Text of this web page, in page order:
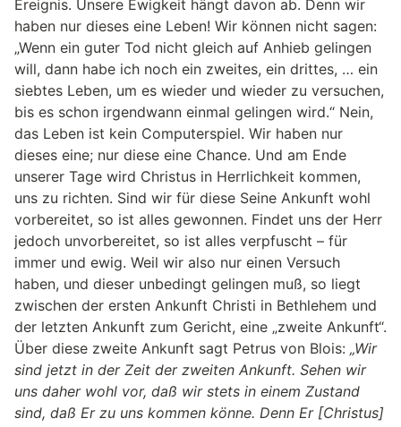
Ereignis. Unsere Ewigkeit hängt davon ab. Denn wir
haben nur dieses eine Leben! Wir können nicht sagen:
„Wenn ein guter Tod nicht gleich auf Anhieb gelingen
will, dann habe ich noch ein zweites, ein drittes, … ein
siebtes Leben, um es wieder und wieder zu versuchen,
bis es schon irgendwann einmal gelingen wird.“ Nein,
das Leben ist kein Computerspiel. Wir haben nur
dieses eine; nur diese eine Chance. Und am Ende
unserer Tage wird Christus in Herrlichkeit kommen,
uns zu richten. Sind wir für diese Seine Ankunft wohl
vorbereitet, so ist alles gewonnen. Findet uns der Herr
jedoch unvorbereitet, so ist alles verpfuscht – für
immer und ewig. Weil wir also nur einen Versuch
haben, und dieser unbedingt gelingen muß, so liegt
zwischen der ersten Ankunft Christi in Bethlehem und
der letzten Ankunft zum Gericht, eine „zweite Ankunft“.
Über diese zweite Ankunft sagt Petrus von Blois: „Wir
sind jetzt in der Zeit der zweiten Ankunft. Sehen wir
uns daher wohl vor, daß wir stets in einem Zustand
sind, daß Er zu uns kommen könne. Denn Er [Christus]